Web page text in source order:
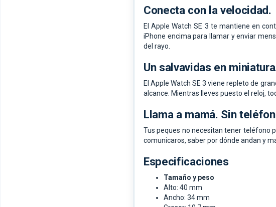
Conecta con la velocidad.
El Apple Watch SE 3 te mantiene en
iPhone encima para llamar y enviar
del rayo.
Un salvavidas en
El Apple Watch SE 3 viene repleto de
alcance. Mientras lleves puesto el reloj,
Llama a mamá. Sin
Tus peques no necesitan tener teléfono
comunicaros, saber por dónde andan y
Especificaciones
Tamaño y peso
Alto: 40 mm
Ancho: 34 mm